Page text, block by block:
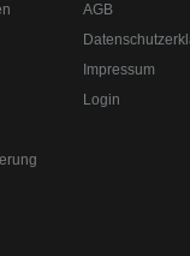
für Chiptuning,
AGB
Impressum
Login